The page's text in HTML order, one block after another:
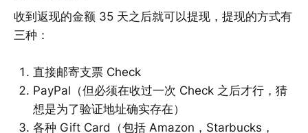
收到返现的金额 35 天之后就可以提现，提现的方式有
三种：
直接邮寄支票 Check
PayPal（但必须在收过一次 Check 之后才行，猜
想是为了验证地址确实存在）
各种 Gift Card（包括 Amazon，Starbucks，